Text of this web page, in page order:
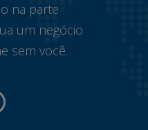
na parte
um negócio
sem você.